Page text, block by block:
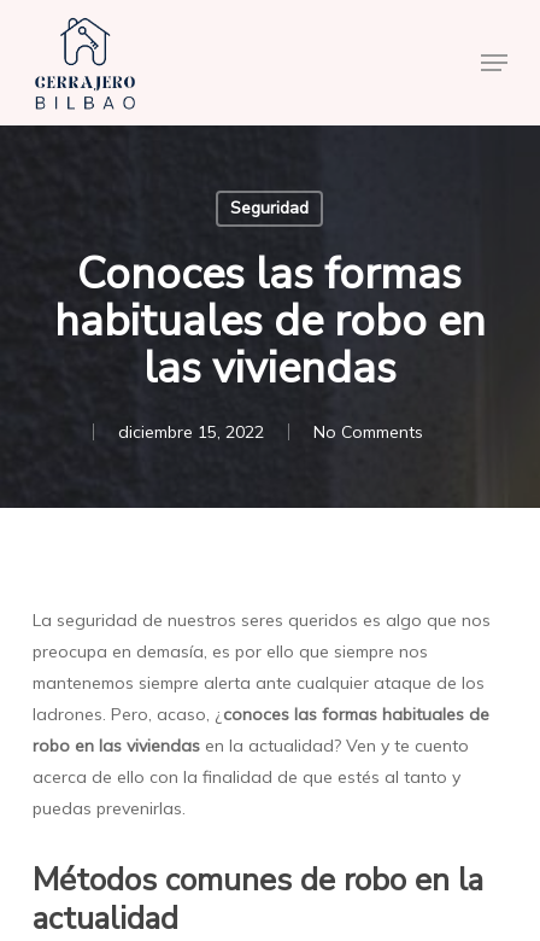
main
content
Menu
Seguridad
Conoces las formas
habituales de robo en
las viviendas
diciembre 15, 2022 No Comments
La seguridad de nuestros seres queridos es algo que nos
preocupa en demasía, es por ello que siempre nos
mantenemos siempre alerta ante cualquier ataque de los
ladrones. Pero, acaso, ¿ conoces las formas habituales de
robo en las viviendas en la actualidad? Ven y te cuento
acerca de ello con la finalidad de que estés al tanto y
puedas prevenirlas.
Métodos comunes de robo en la
actualidad